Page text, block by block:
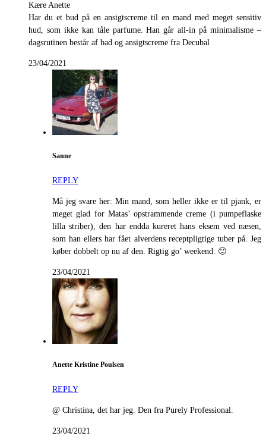
Kære Anette
Har du et bud på en ansigtscreme til en mand med meget sensitiv
hud, som ikke kan tåle parfume. Han går all-in på minimalisme –
dagsrutinen består af bad og ansigtscreme fra Decubal
23/04/2021
Sanne
REPLY
Må jeg svare her: Min mand, som heller ikke er til pjank, er
meget glad for Matas’ opstrammende creme (i pumpeflaske
lilla striber), den har endda kureret hans eksem ved næsen,
som han ellers har fået alverdens receptpligtige tuber på. Jeg
køber dobbelt op nu af den. Rigtig go’ weekend. 🙂
23/04/2021
Anette Kristine Poulsen
REPLY
@ Christina, det har jeg. Den fra Purely Professional.
23/04/2021